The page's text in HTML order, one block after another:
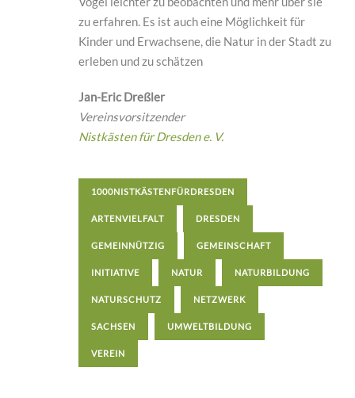
zu erfahren. Es ist auch eine Möglichkeit für
Kinder und Erwachsene, die Natur in der Stadt zu
erleben und zu schätzen
Jan-Eric Dreßler
Vereinsvorsitzender
Nistkästen für Dresden e. V.
1000NISTKÄSTENFÜRDRESDEN
ARTENVIELFALT DRESDEN
GEMEINNÜTZIG GEMEINSCHAFT
INITIATIVE NATUR NATURBILDUNG
NATURSCHUTZ NETZWERK
SACHSEN UMWELTBILDUNG
VEREIN